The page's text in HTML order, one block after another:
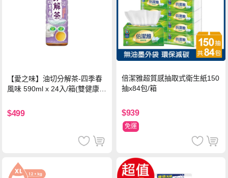
【愛之味】油切分解茶-四季春
風味 590ml x 24入/箱(雙健康認
$499
倍潔雅超質感抽取式衛生紙150
抽x84包/箱
$939
免運